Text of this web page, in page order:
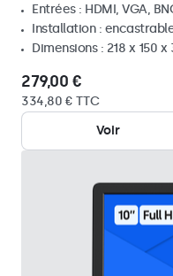
Entrées : HDMI, VGA,
Installation :
Dimensions : 218 x 150 x
279,00 €
334,80 € TTC
Voir